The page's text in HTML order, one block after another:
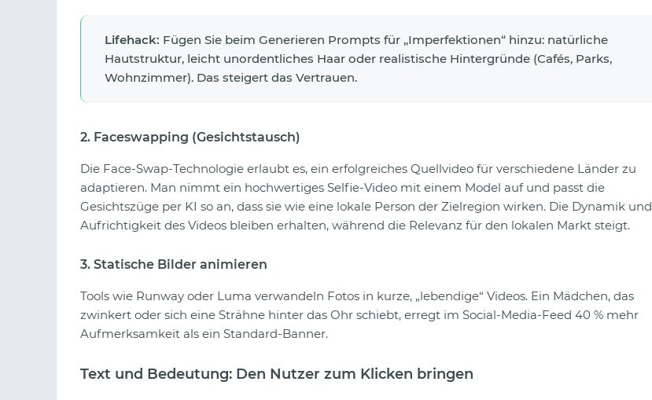
Lifehack: Fügen Sie beim Generieren Prompts für „Imperfektionen“ hinzu: natürliche
Hautstruktur, leicht unordentliches Haar oder realistische Hintergründe (Cafés, Parks,
Wohnzimmer). Das steigert das Vertrauen.
2. Faceswapping (Gesichtstausch)
Die Face-Swap-Technologie erlaubt es, ein erfolgreiches Quellvideo für verschiedene Länder zu
adaptieren. Man nimmt ein hochwertiges Selfie-Video mit einem Model auf und passt die
Gesichtszüge per KI so an, dass sie wie eine lokale Person der Zielregion wirken. Die Dynamik und
Aufrichtigkeit des Videos bleiben erhalten, während die Relevanz für den lokalen Markt steigt.
3. Statische Bilder animieren
Tools wie Runway oder Luma verwandeln Fotos in kurze, „lebendige“ Videos. Ein Mädchen, das
zwinkert oder sich eine Strähne hinter das Ohr schiebt, erregt im Social-Media-Feed 40 % mehr
Aufmerksamkeit als ein Standard-Banner.
Text und Bedeutung: Den Nutzer zum Klicken bringen